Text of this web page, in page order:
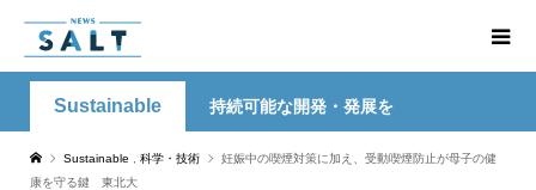
Sustainable 持続可能な開発・発展を
Sustainable 科学・技術
妊娠中の喫煙対策に加え、受動喫煙防止が母子の健
康を守る鍵 東北大